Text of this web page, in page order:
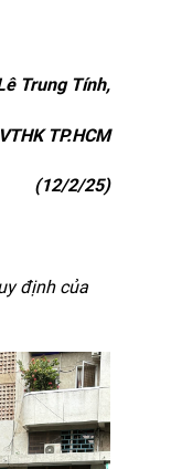
Trung Tính,
TP.HCM
(12/2/25)
định của